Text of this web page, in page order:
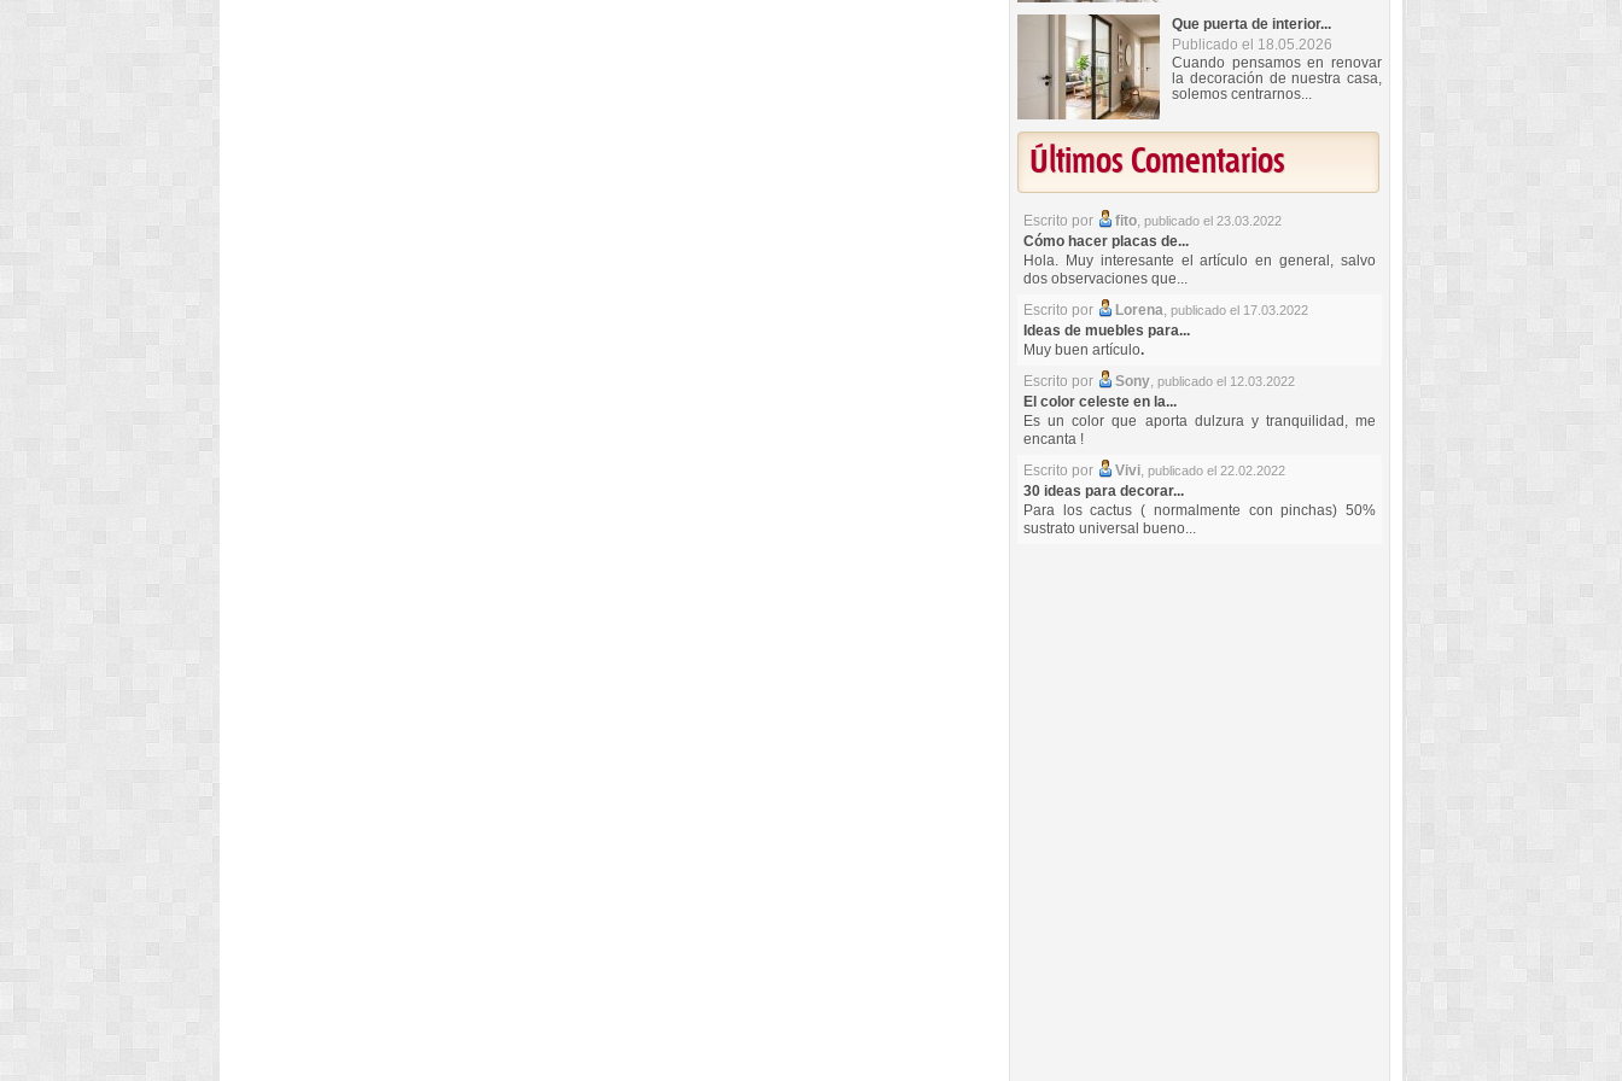
Que puerta de interior...
Publicado el 18.05.2026
Cuando pensamos en renovar
la decoración de nuestra casa,
solemos centrarnos...
Últimos Comentarios
Escrito por fito, publicado el 23.03.2022
Cómo hacer placas de...
Hola. Muy interesante el artículo en general, salvo
dos observaciones que...
Escrito por
Lorena, publicado el 17.03.2022
Ideas de muebles para...
Muy buen artículo.
Escrito por
Sony, publicado el 12.03.2022
El color celeste en la...
Es un color que aporta dulzura y tranquilidad, me
encanta !
Escrito por
Vivi, publicado el 22.02.2022
30 ideas para decorar...
Para los cactus ( normalmente con pinchas) 50%
sustrato universal bueno...